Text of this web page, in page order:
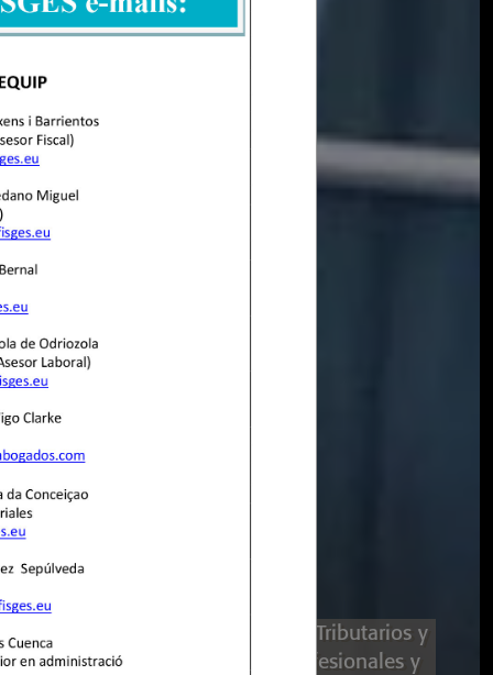
• Consultoría Laboral • Servicios Tributarios y
Back office para Empresas Profesionales y